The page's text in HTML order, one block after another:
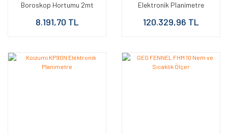
Boroskop Hortumu 2mt
8.191,70 TL
Elektronik Planimetre
120.329,96 TL